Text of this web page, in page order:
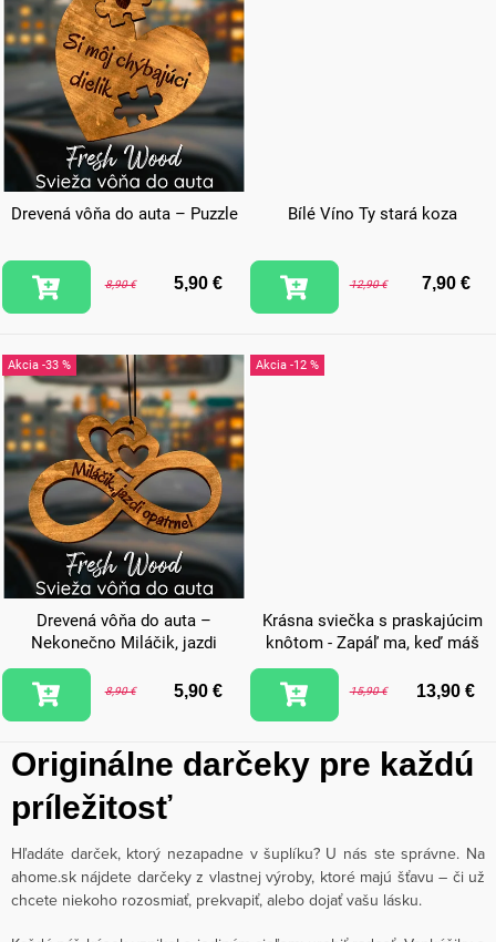
Drevená vôňa do auta – Puzzle
8,90 € 5,90 €
Bílé Víno Ty stará koza
12,90 € 7,90 €
-33 %
Drevená vôňa do auta –
Nekonečno Miláčik, jazdi
8,90 € 5,90 €
-12 %
Krásna sviečka s praskajúcim
knôtom - Zapáľ ma, keď máš
chuť na sex
15,90 € 13,90 €
Originálne darčeky pre každú
príležitosť
Hľadáte darček, ktorý nezapadne v šuplíku? U nás ste správne. Na
ahome.sk nájdete darčeky z vlastnej výroby, ktoré majú šťavu – či už
chcete niekoho rozosmiať, prekvapiť, alebo dojať vašu lásku.